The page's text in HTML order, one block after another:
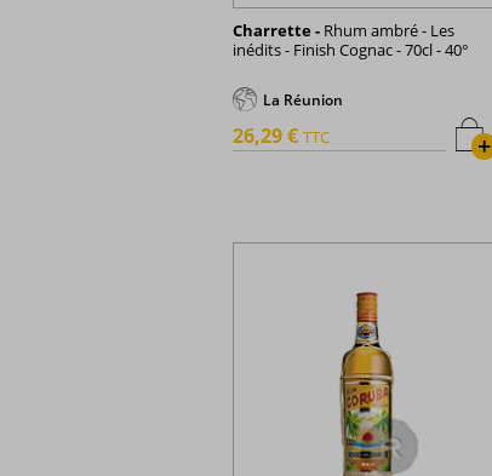
Charrette - Rhum ambré - Les
inédits - Finish Cognac - 70cl - 40°
La Réunion
+
26,29 € TTC